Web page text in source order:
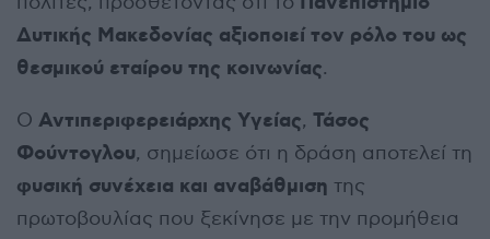
Δυτικής Μακεδονίας αξιοποιεί τον ρόλο του ως
θεσμικού εταίρου της κοινωνίας.
Ο Αντιπεριφερειάρχης Υγείας, Τάσος
Φούντογλου, σημείωσε ότι η δράση αποτελεί τη
φυσική συνέχεια και αναβάθμιση της
πρωτοβουλίας που ξεκίνησε με την προμήθεια